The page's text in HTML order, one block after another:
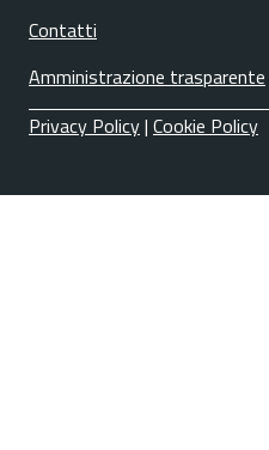
Contatti
Amministrazione trasparente
Privacy Policy| Cookie Policy